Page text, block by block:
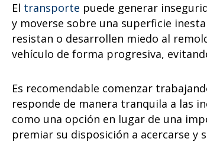
El transporte puede generar
y moverse sobre una superficie
resistan o desarrollen miedo al
vehículo de forma progresiva,
Es recomendable comenzar
responde de manera tranquila a las
como una opción en lugar de una
premiar su disposición a acercarse y